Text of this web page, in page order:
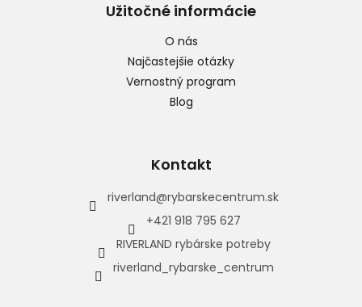
Užitočné informácie
O nás
Najčastejšie otázky
Vernostný program
Blog
Kontakt
riverland@rybarskecentrum.sk
+421 918 795 627
RIVERLAND rybárske potreby
riverland_rybarske_centrum